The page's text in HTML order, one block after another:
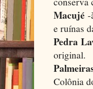
Macujé -
e ruínas
Pedra
original.
Colônia